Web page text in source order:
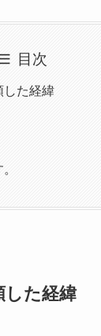
目次
た経緯
た経緯